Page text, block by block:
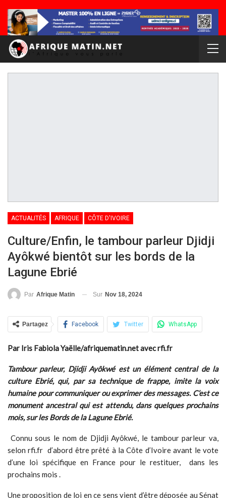
ACTUALITÉS AFRIQUE CÔTE D'IVOIRE
Culture/Enfin, le tambour parleur Djidji
Ayôkwé bientôt sur les bords de la
Lagune Ebrié
Par Afrique Matin Sur Nov 18, 2024
Partagez Facebook Twitter WhatsApp
Par Iris Fabiola Yaëlle/afriquematin.net avec rfi.fr
Tambour parleur, Djidji Ayôkwé est un élément central de la
culture Ebrié, qui, par sa technique de frappe, imite la voix
humaine pour communiquer ou exprimer des messages. C’est ce
monument ancestral qui est attendu, dans quelques prochains
mois, sur les Bords de la Lagune Ebrié.
Connu sous le nom de Djidji Ayôkwé, le tambour parleur va,
selon rfi.fr d’abord être prêté à la Côte d’Ivoire avant le vote
d’une loi spécifique en France pour le restituer, dans les
prochains mois .
Une proposition de loi en ce sens vient d’être déposée au Sénat